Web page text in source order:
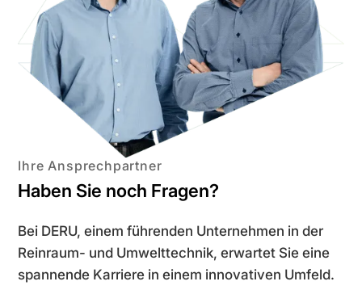
Ihre Ansprechpartner
Haben Sie noch Fragen?
Bei DERU, einem führenden Unternehmen in der
Reinraum- und Umwelttechnik, erwartet Sie eine
spannende Karriere in einem innovativen Umfeld.